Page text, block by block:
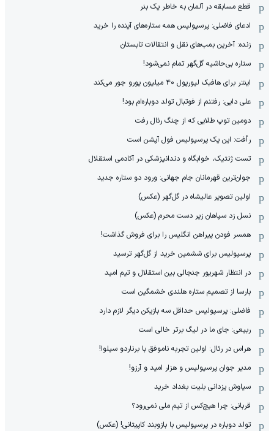
قطع مسابقه در آلمان به خاطر یک بنر
ادعای فاضلی: پرسپولیس همه ستاره‌های آینده را خرید
زنده: آخرین بمب‌های نقل و انتقالات تابستان
ستاره بی‌حاشیه گل‌گهر تمام نمی‌شود!
اینتر برای هافبک لیورپول ۴۰ میلیون یورو جور می‌کند
علی دایی: رفتنم از فوتبال تولد دوباره‌ام بود!
دومین توپ طلایی که از چنگ رئال رفت
رأفت: این یک پرسپولیس فول آپشن است
تست ژنتیک، خوابگاه و دندانپزشکی در آکادمی استقلال
جوان‌ترین قهرمانان جام جهانی: ورود دو ستاره جدید
اولین تصویر عالیشاه در گل‌گهر (عکس)
نسل زد سپاهان زیر دست محرم (عکس)
همسر فودن پیراهن انگلیس را برای فروش گذاشت!
پرسپولیس برای ششمین خرید از گل‌گهر ترسید
در انتظار شهریور جنجالی بین استقلال و تیم امید
بارسا از تصمیم ستاره هلندی خشمگین است
فاضلی: پرسپولیس حداقل سه بازیکن دیگر لازم دارد
ربیعی: جای ما در لیگ برتر خالی است
هراس در رئال: اولین تجربه ناموفق با برناردو سیلوا!
مدیر جوان پرسپولیس و هزار امید و آرزو!
سیاوش یزدانی بلیت بغداد خرید
قربانی: چرا هیچ‌کس از تیم ملی نمی‌رود؟
تولد دوباره در پرسپولیس با بازوبند کاپیتانی! (عکس)